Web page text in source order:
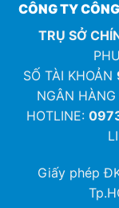
CÔNG TY
TRỤ SỞ
SỐ TÀI KHOẢN
NGÂN
HOTLINE:
Giấy phép